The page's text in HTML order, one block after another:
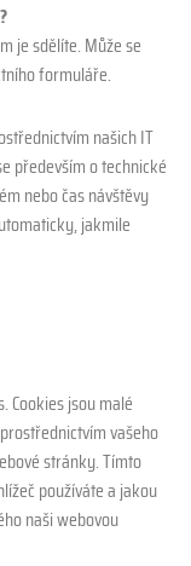
je sdělíte. Může se
formuláře.
našich IT
především o technické
nebo čas návštěvy
jakmile
Cookies jsou malé
vašeho
stránky. Tímto
používáte a jakou
naši webovou